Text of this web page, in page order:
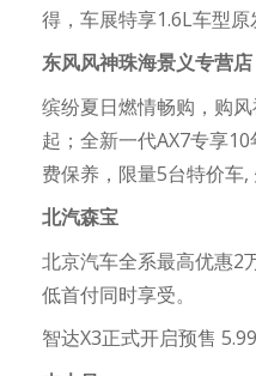
得，车展特享1.6L车型原
东风风神珠海景义专营店
缤纷夏日燃情畅购，购
起；全新一代AX7专享
费保养，限量5台特价车,
北汽森宝
北京汽车全系最高优惠2
低首付同时享受。
智达X3正式开启预售 5.99